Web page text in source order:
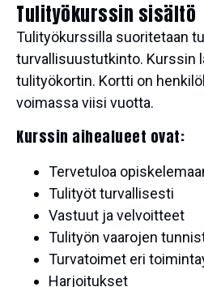
Tulityökurssin sisältö
Tulityökurssilla suoritetaan
turvallisuustutkinto. Kurssin
tulityökortin. Kortti on
voimassa viisi vuotta.
Kurssin aihealueet ovat:
Tervetuloa
Tulityöt turvallisesti
Vastuut ja velvoitteet
Tulityön vaarojen
Turvatoimet eri
Harjoitukset